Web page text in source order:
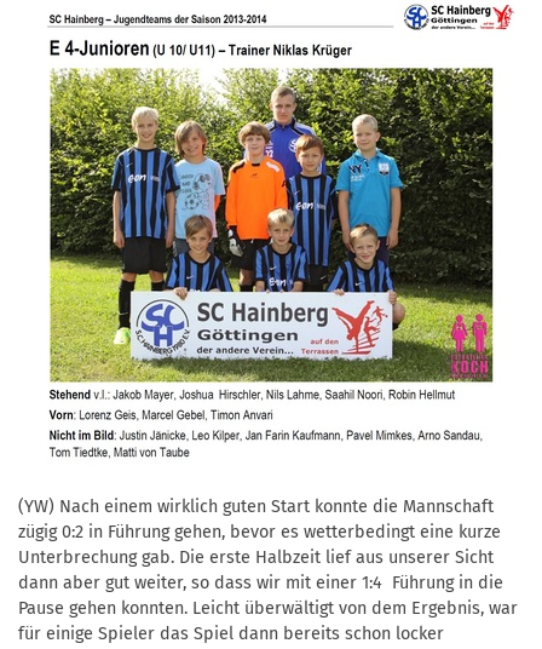
(YW) Nach einem wirklich guten Start konnte die Mannschaft
zügig 0:2 in Führung gehen, bevor es wetterbedingt eine kurze
Unterbrechung gab. Die erste Halbzeit lief aus unserer Sicht
dann aber gut weiter, so dass wir mit einer 1:4 Führung in die
Pause gehen konnten. Leicht überwältigt von dem Ergebnis, war
für einige Spieler das Spiel dann bereits schon locker